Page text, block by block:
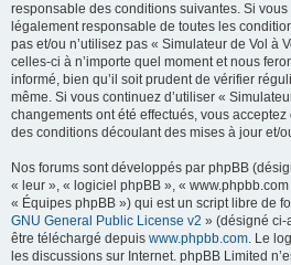
responsable des conditions suivantes. Si vous
légalement responsable de toutes les
pas et/ou n’utilisez pas « Simulateur de Vol à
celles-ci à n’importe quel moment et nous
informé, bien qu’il soit prudent de vérifier
même. Si vous continuez d’utiliser «
changements ont été effectués, vous
des conditions découlant des mises à jour et/
Nos forums sont développés par phpBB
« leur », « logiciel phpBB », «
« Équipes phpBB ») qui est un script libre de
GNU General Public License v2 » (désigné ci-
être téléchargé depuis www.phpbb.com. Le
les discussions sur Internet. phpBB Limited